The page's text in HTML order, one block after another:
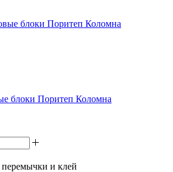
блоки Поритеп Коломна
и клей